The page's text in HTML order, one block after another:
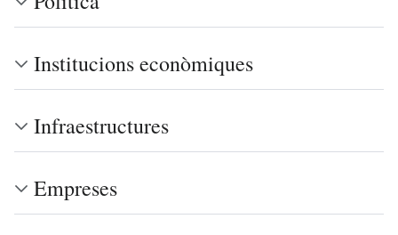
Institucions econòmiques
Infraestructures
Empreses